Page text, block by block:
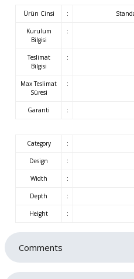
Ürün Cinsi :
Kurulum
Bilgisi
:
Teslimat
Bilgisi
:
Max Teslimat
Süresi
:
Garanti :
Category :
Design :
Width :
Depth :
Height :
Comments